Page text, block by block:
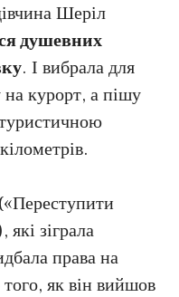
Шеріл
душевних
. І вибрала для
на курорт, а пішу
(«Переступити
зіграла
права на
як він вийшов